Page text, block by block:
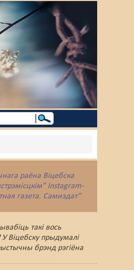
раёна Віцебска
Instagram-
газета. Самиздат”
такі вось
Віцебску прыдумалі
брэнд рэгіёна